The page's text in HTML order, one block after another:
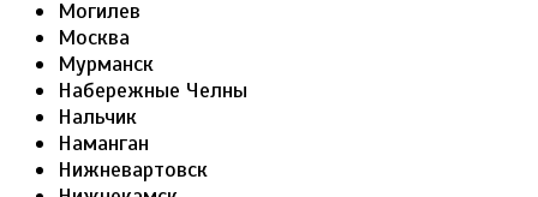
Могилев
Москва
Мурманск
Набережные Челны
Нальчик
Наманган
Нижневартовск